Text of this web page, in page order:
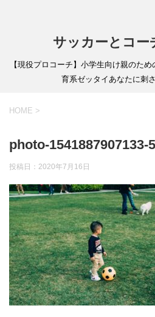
サッカーとコー
【現役プロコーチ】小学生向け親のた
育系ゼッタイあなたに刺
HOME >
photo-1541887907133-
投稿日： 2020年7月16日